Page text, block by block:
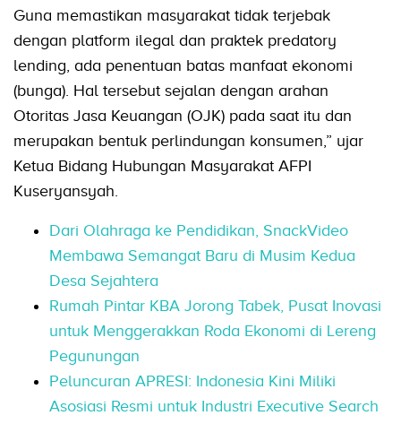
Guna memastikan masyarakat tidak terjebak
dengan platform ilegal dan praktek predatory
lending, ada penentuan batas manfaat ekonomi
(bunga). Hal tersebut sejalan dengan arahan
Otoritas Jasa Keuangan (OJK) pada saat itu dan
merupakan bentuk perlindungan konsumen,” ujar
Ketua Bidang Hubungan Masyarakat AFPI
Kuseryansyah.
Dari Olahraga ke Pendidikan, SnackVideo
Membawa Semangat Baru di Musim Kedua
Desa Sejahtera
Rumah Pintar KBA Jorong Tabek, Pusat Inovasi
untuk Menggerakkan Roda Ekonomi di Lereng
Pegunungan
Peluncuran APRESI: Indonesia Kini Miliki
Asosiasi Resmi untuk Industri Executive Search